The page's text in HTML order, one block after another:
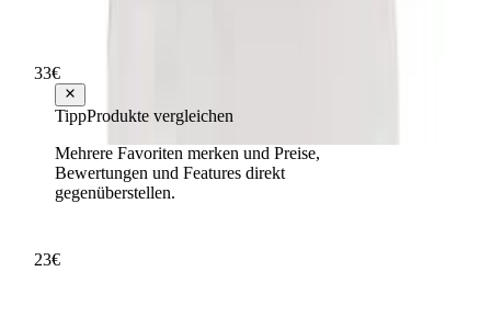
Hervorragend
33€
12,81 €
Chicco Set Kamm und Bürste blau 400g
Hervorragend
23€
TippProdukte vergleichen
Mehrere Favoriten merken und Preise,
Bewertungen und Features direkt
gegenüberstellen.